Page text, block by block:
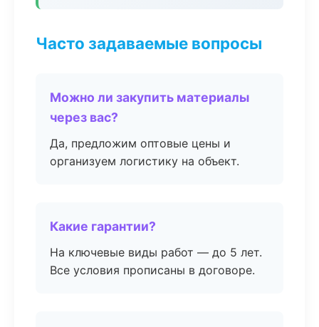
Часто задаваемые вопросы
Можно ли закупить материалы
через вас?
Да, предложим оптовые цены и
организуем логистику на объект.
Какие гарантии?
На ключевые виды работ — до 5 лет.
Все условия прописаны в договоре.